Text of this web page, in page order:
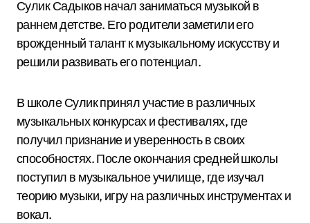
Сулик Садыков начал заниматься музыкой в
раннем детстве. Его родители заметили его
врожденный талант к музыкальному искусству и
решили развивать его потенциал.
В школе Сулик принял участие в различных
музыкальных конкурсах и фестивалях, где
получил признание и уверенность в своих
способностях. После окончания средней школы
поступил в музыкальное училище, где изучал
теорию музыки, игру на различных инструментах и
вокал.